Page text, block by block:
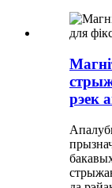
рэек